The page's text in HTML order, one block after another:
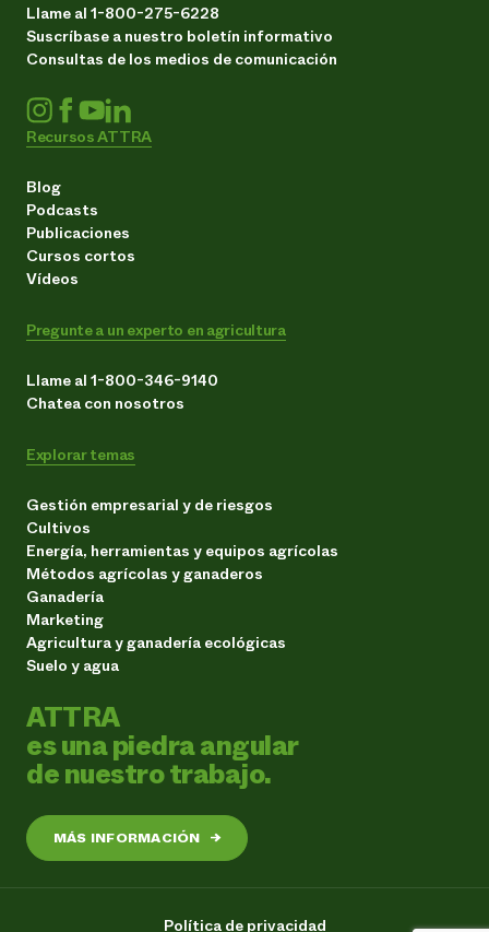
Llame al 1-800-275-6228
Suscríbase a nuestro boletín informativo
Consultas de los medios de comunicación
Recursos ATTRA
Blog
Podcasts
Publicaciones
Cursos cortos
Vídeos
Pregunte a un experto en agricultura
Llame al 1-800-346-9140
Chatea con nosotros
Explorar temas
Gestión empresarial y de riesgos
Cultivos
Energía, herramientas y equipos agrícolas
Métodos agrícolas y ganaderos
Ganadería
Marketing
Agricultura y ganadería ecológicas
Suelo y agua
ATTRA
es una piedra angular
de nuestro trabajo.
MÁS INFORMACIÓN →
Política de privacidad